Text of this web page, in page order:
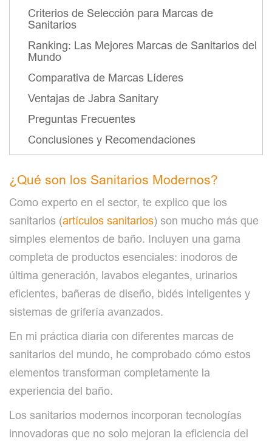
Criterios de Selección para Marcas de
Sanitarios
Ranking: Las Mejores Marcas de Sanitarios del
Mundo
Comparativa de Marcas Líderes
Ventajas de Jabra Sanitary
Preguntas Frecuentes
Conclusiones y Recomendaciones
¿Qué son los Sanitarios Modernos?
Como experto en el sector, te explico que los
sanitarios (artículos sanitarios) son mucho más que
simples elementos de baño. Incluyen una gama
completa de productos esenciales: inodoros de
última generación, lavabos elegantes, urinarios
eficientes, bañeras de diseño, bidés inteligentes y
sistemas de grifería avanzados.
En mi práctica diaria con diferentes marcas de
sanitarios del mundo, he comprobado cómo estos
elementos transforman completamente la
experiencia del baño.
Los sanitarios modernos incorporan tecnologías
innovadoras que no solo mejoran la eficiencia del